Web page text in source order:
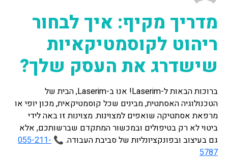
מדריך מקיף: איך לבחור
ריהוט לקוסמטיקאיות
שישדרג את העסק שלך?
ברוכות הבאות ל-Laserim! אנו ב-Laserim, הבית של
הטכנולוגיה האסתטית, מבינים שכל קוסמטיקאית, מכון יופי או
מרפאת אסתטיקה שואפים למצוינות. מצוינות זו באה לידי
ביטוי לא רק בטיפולים ובמכשור המתקדם שברשותכם, אלא
גם בעיצוב ובפונקציונליות של סביבת העבודה. 📞 055-211-
5787